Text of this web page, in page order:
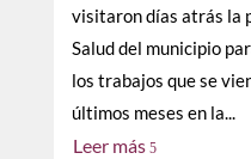
visitaron días atrás la
Salud del municipio
los trabajos que se
últimos meses en la...
Leer más 5